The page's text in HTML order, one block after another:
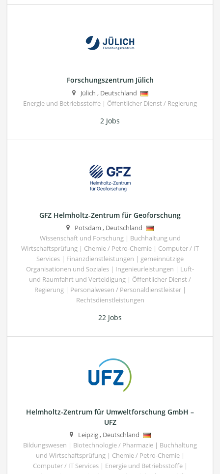
Forschungszentrum Jülich
Jülich , Deutschland
Energie und Betriebsstoffe | Öffentlicher Dienst / Regierung
2 Jobs
GFZ Helmholtz-Zentrum für Geoforschung
Potsdam , Deutschland
Wissenschaft und Forschung | Buchhaltung und
Wirtschaftsprüfung | Chemie / Petro-Chemie | Computer / IT
Services | Finanzdienstleistungen | gemeinnützige
Organisationen und Soziales | Ingenieurleistungen | Luft-
und Raumfahrt und Verteidigung | Öffentlicher Dienst /
Regierung | Personalwesen / Personaldienstleister |
Rechtsdienstleistungen
22 Jobs
Helmholtz-Zentrum für Umweltforschung GmbH –
UFZ
Leipzig, Deutschland
Bildungswesen | Biotechnologie / Pharmazie | Buchhaltung
und Wirtschaftsprüfung | Chemie / Petro-Chemie |
Computer / IT Services | Energie und Betriebsstoffe |